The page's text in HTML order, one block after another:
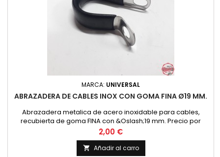
MARCA: UNIVERSAL
ABRAZADERA DE CABLES INOX CON GOMA FINA Ø19 MM.
Abrazadera metalica de acero inoxidable para cables,
recubierta de goma FINA con &Oslash;19 mm. Precio por
unidad
Precio
2,00 €
 Añadir al carro